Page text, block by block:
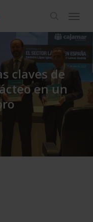
search
Menu
claves de
en un